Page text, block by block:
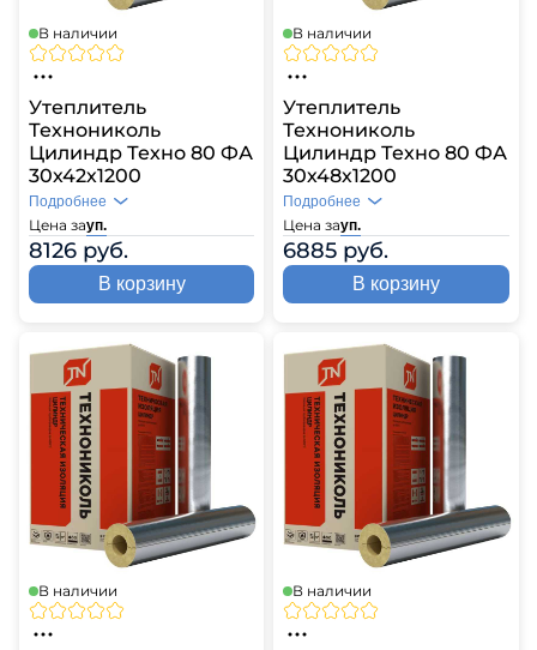
В наличии
Утеплитель
Технониколь
Цилиндр Техно 80 ФА
30х42х1200
Цена зауп.
8126 руб.
Подробнее
В корзину
В наличии
Утеплитель
Технониколь
Цилиндр Техно 80 ФА
30х48х1200
Цена зауп.
6885 руб.
Подробнее
В корзину
В наличии В наличии